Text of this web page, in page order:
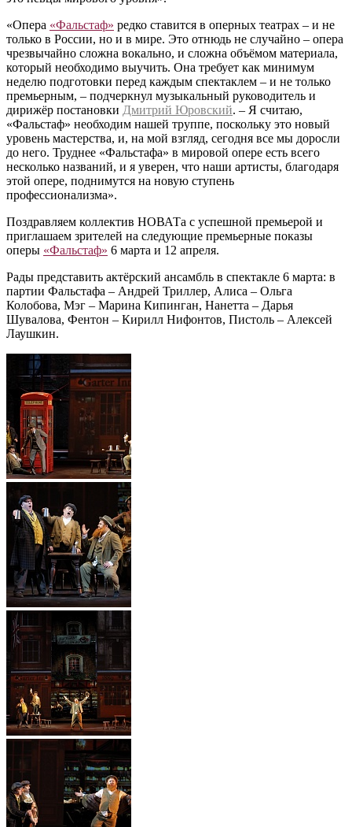
«Опера «Фальстаф» редко ставится в оперных театрах – и не
только в России, но и в мире. Это отнюдь не случайно – опера
чрезвычайно сложна вокально, и сложна объёмом материала,
который необходимо выучить. Она требует как минимум
неделю подготовки перед каждым спектаклем – и не только
премьерным, – подчеркнул музыкальный руководитель и
дирижёр постановки Дмитрий Юровский. – Я считаю,
«Фальстаф» необходим нашей труппе, поскольку это новый
уровень мастерства, и, на мой взгляд, сегодня все мы доросли
до него. Труднее «Фальстафа» в мировой опере есть всего
несколько названий, и я уверен, что наши артисты, благодаря
этой опере, поднимутся на новую ступень
профессионализма».
Поздравляем коллектив НОВАТа с успешной премьерой и
приглашаем зрителей на следующие премьерные показы
оперы «Фальстаф» 6 марта и 12 апреля.
Рады представить актёрский ансамбль в спектакле 6 марта: в
партии Фальстафа – Андрей Триллер, Алиса – Ольга
Колобова, Мэг – Марина Кипинган, Нанетта – Дарья
Шувалова, Фентон – Кирилл Нифонтов, Пистоль – Алексей
Лаушкин.